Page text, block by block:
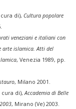
di), Cultura popolare
veneziani e italiani con
arte islamica. Atti del
, Venezia 1989, pp.
, Milano 2001.
cura di),Accademia di Belle
, Mirano (Ve) 2003.